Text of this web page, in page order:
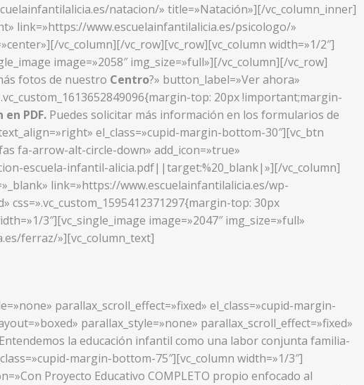
natacion/» title=»Natación»][/vc_column_inner]
link=»https://www.escuelainfantilalicia.es/psicologo/»
vc_column][/vc_row][vc_row][vc_column width=»1/2″]
image=»2058″ img_size=»full»][/vc_column][/vc_row]
fotos de nuestro Centro?» button_label=»Ver ahora»
top: 20px !important;margin-
PDF. Puedes solicitar más información en los formularios de
el_class=»cupid-margin-bottom-30″][vc_btn
fa-arrow-alt-circle-down» add_icon=»true»
escuela-infantil-alicia.pdf||target:%20_blank|»][/vc_column]
link=»https://www.escuelainfantilalicia.es/wp-
top: 30px
3″][vc_single_image image=»2047″ img_size=»full»
ferraz/»][vc_column_text]
parallax_scroll_effect=»fixed» el_class=»cupid-margin-
parallax_style=»none» parallax_scroll_effect=»fixed»
la educación infantil como una labor conjunta familia-
margin-bottom-75″][vc_column width=»1/3″]
Proyecto Educativo COMPLETO propio enfocado al